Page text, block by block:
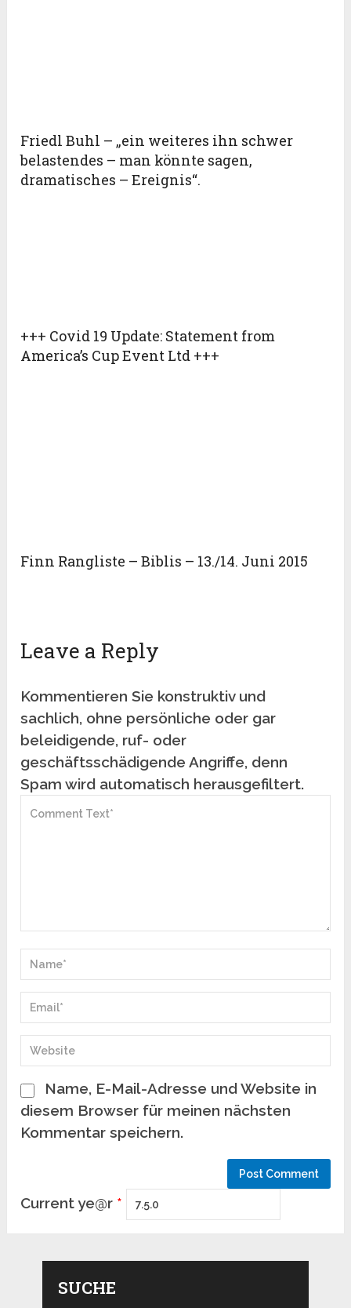
Friedl Buhl – „ein weiteres ihn schwer
belastendes – man könnte sagen,
dramatisches – Ereignis“.
+++ Covid 19 Update: Statement from
America’s Cup Event Ltd +++
Finn Rangliste – Biblis – 13./14. Juni 2015
Leave a Reply
Kommentieren Sie konstruktiv und
sachlich, ohne persönliche oder gar
beleidigende, ruf- oder
geschäftsschädigende Angriffe, denn
Spam wird automatisch herausgefiltert.
Name, E-Mail-Adresse und Website in
diesem Browser für meinen nächsten
Kommentar speichern.
Current ye@r *
SUCHE